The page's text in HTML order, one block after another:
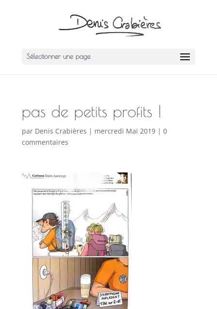
Sélectionner une page
pas de petits profits !
par Denis Crabières | mercredi Mai 2019| 0
commentaires